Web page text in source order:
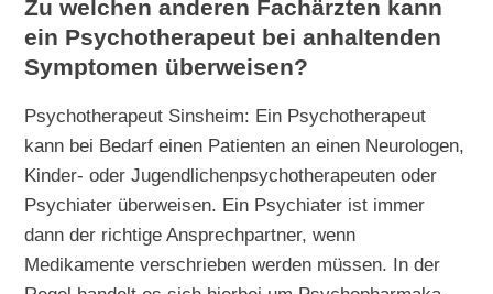
Zu welchen anderen Fachärzten kann
ein Psychotherapeut bei anhaltenden
Symptomen überweisen?
Psychotherapeut Sinsheim: Ein Psychotherapeut
kann bei Bedarf einen Patienten an einen Neurologen,
Kinder- oder Jugendlichenpsychotherapeuten oder
Psychiater überweisen. Ein Psychiater ist immer
dann der richtige Ansprechpartner, wenn
Medikamente verschrieben werden müssen. In der